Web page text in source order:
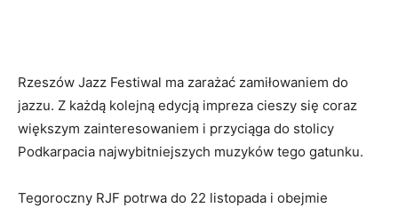
Rzeszów Jazz Festiwal ma zarażać zamiłowaniem do
jazzu. Z każdą kolejną edycją impreza cieszy się coraz
większym zainteresowaniem i przyciąga do stolicy
Podkarpacia najwybitniejszych muzyków tego gatunku.
Tegoroczny RJF potrwa do 22 listopada i obejmie